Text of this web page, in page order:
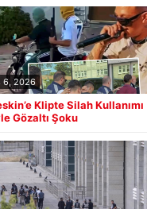
6, 2026
Klipte Silah Kullanımı
Gözaltı Şoku